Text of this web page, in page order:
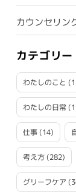
カウンセリン
カテゴリー
わたしのこと
わたしの日常
仕事(14)
考え方(282)
グリーフケア